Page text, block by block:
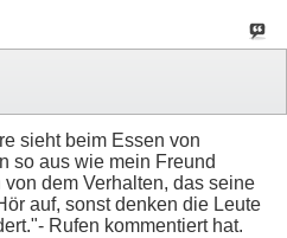
sieht beim Essen von
so aus wie mein Freund
dem Verhalten, das seine
auf, sonst denken die Leute
Rufen kommentiert hat.